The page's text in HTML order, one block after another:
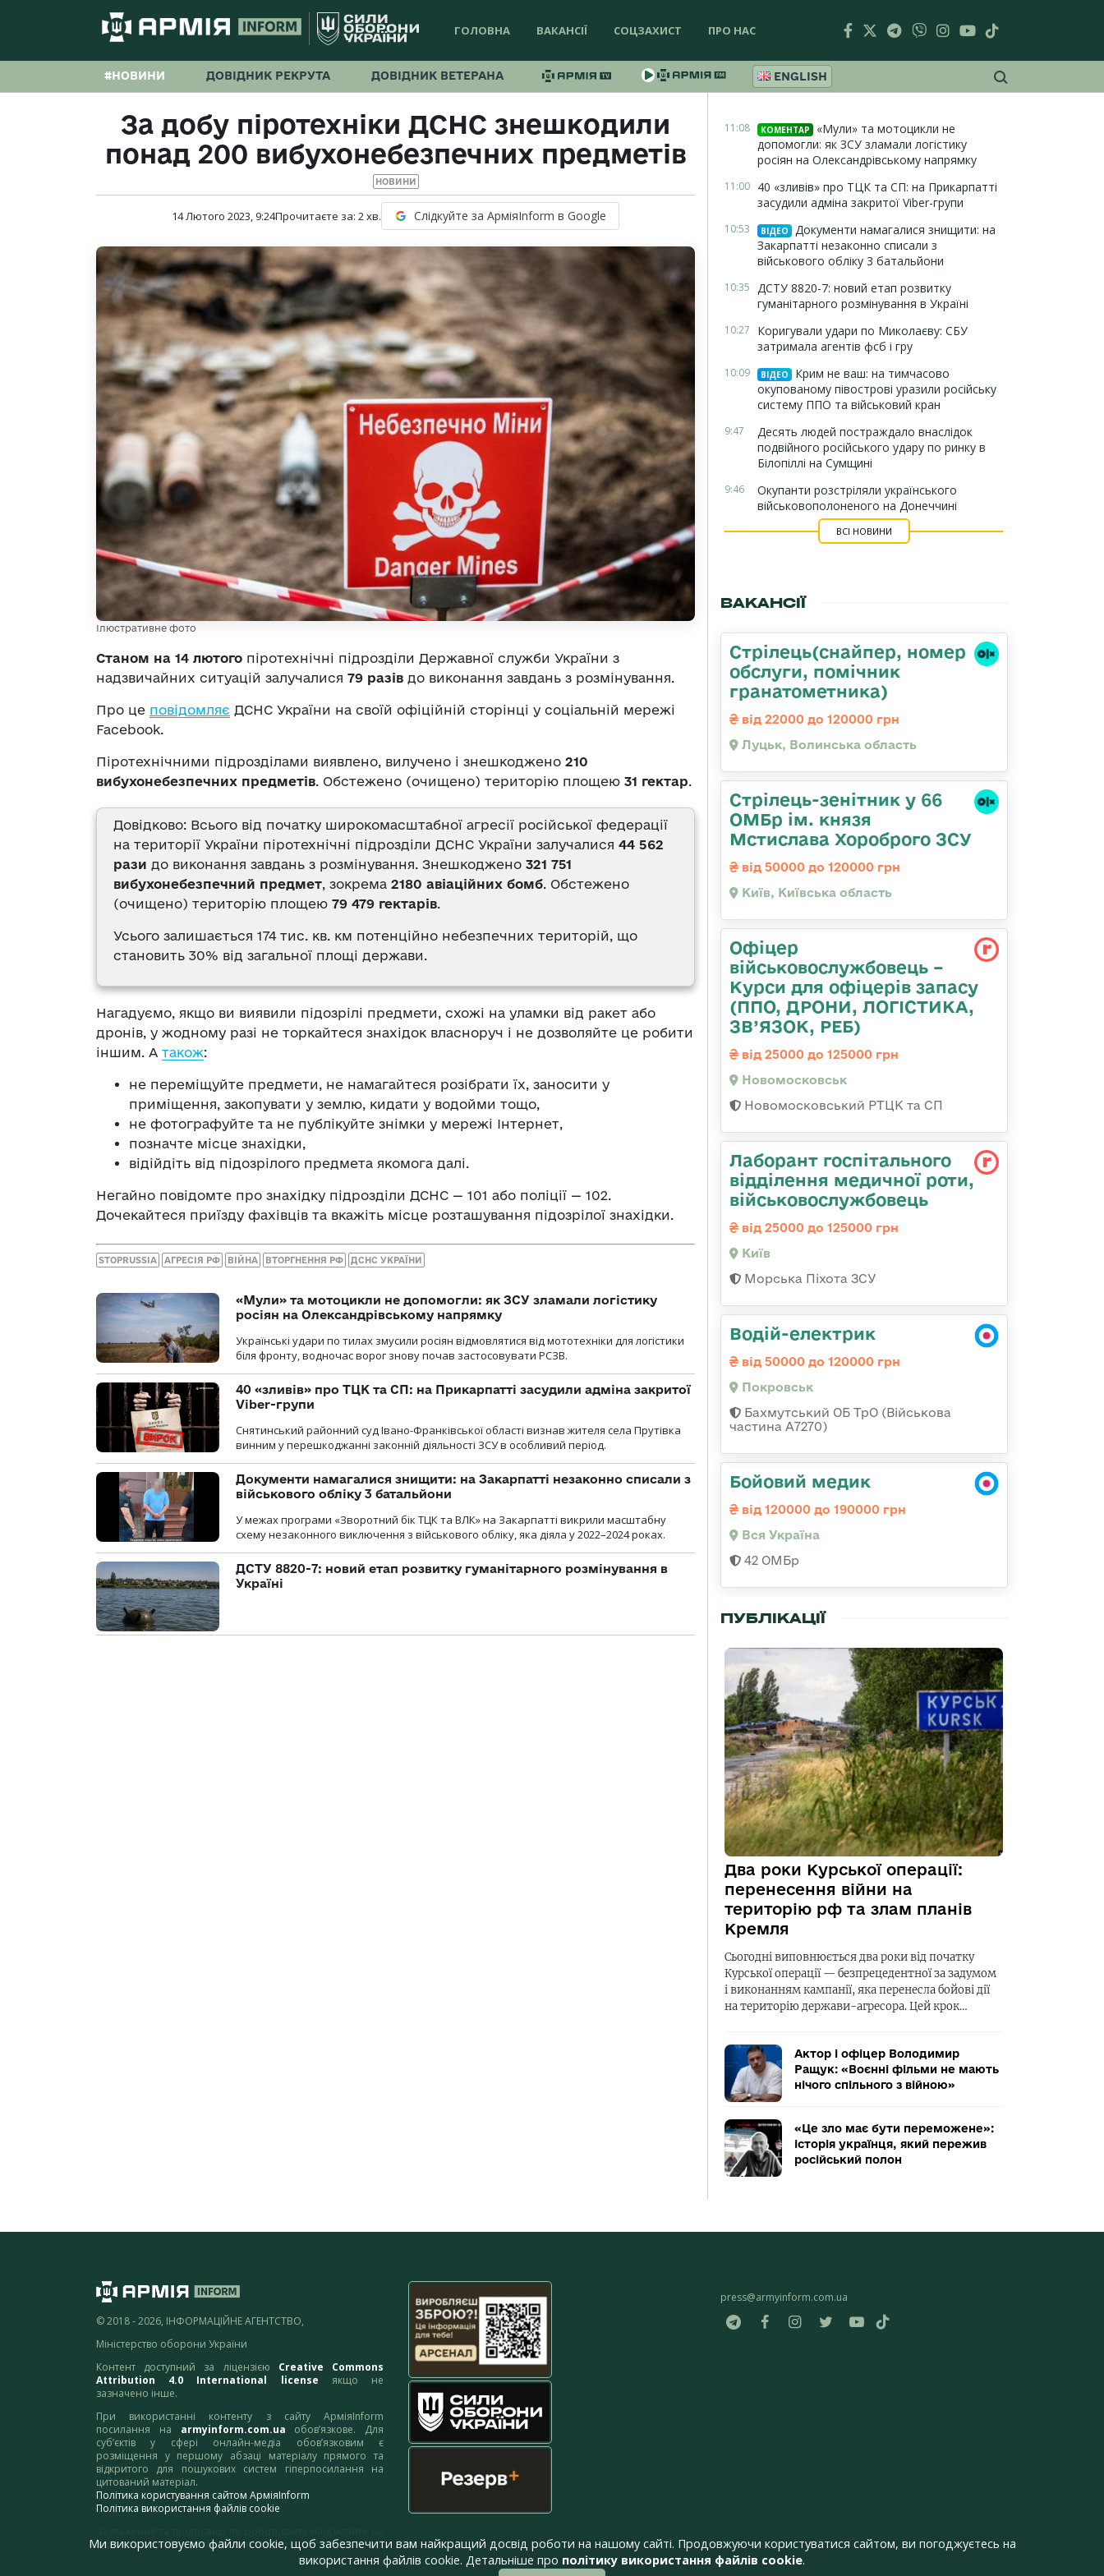
ГОЛОВНА ВАКАНСІЇ СОЦЗАХИСТ ПРО НАС
#НОВИНИ ДОВІДНИК РЕКРУТА ДОВІДНИК ВЕТЕРАНА ENGLISH
За добу піротехніки ДСНС знешкодили
понад 200 вибухонебезпечних предметів
НОВИНИ
14 Лютого 2023, 9:24Прочитаєте за: 2хв. Слідкуйте за АрміяInform в Google
Ілюстративне фото
Станом на 14 лютого піротехнічні підрозділи Державної служби України з
надзвичайних ситуацій залучалися 79 разів до виконання завдань з розмінування.
Про це повідомляє ДСНС України на своїй офіційній сторінці у соціальній мережі
Facebook.
Піротехнічними підрозділами виявлено, вилучено і знешкоджено 210
вибухонебезпечних предметів. Обстежено (очищено) територію площею 31 гектар.
Довідково: Всього від початку широкомасштабної агресії російської федерації
на території України піротехнічні підрозділи ДСНС України залучалися 44 562
рази до виконання завдань з розмінування. Знешкоджено 321 751
вибухонебезпечний предмет, зокрема 2180 авіаційних бомб. Обстежено
(очищено) територію площею 79 479 гектарів.
Усього залишається 174 тис. кв. км потенційно небезпечних територій, що
становить 30% від загальної площі держави.
Нагадуємо, якщо ви виявили підозрілі предмети, схожі на уламки від ракет або
дронів, у жодному разі не торкайтеся знахідок власноруч і не дозволяйте це робити
іншим. А також:
не переміщуйте предмети, не намагайтеся розібрати їх, заносити у
приміщення, закопувати у землю, кидати у водойми тощо,
не фотографуйте та не публікуйте знімки у мережі Інтернет,
позначте місце знахідки,
відійдіть від підозрілого предмета якомога далі.
Негайно повідомте про знахідку підрозділи ДСНС — 101 або поліції — 102.
Дочекайтеся приїзду фахівців та вкажіть місце розташування підозрілої знахідки.
STOPRUSSIA АГРЕСІЯ РФ ВІЙНА ВТОРГНЕННЯ РФ ДСНС УКРАЇНИ
«Мули» та мотоцикли не допомогли: як ЗСУ зламали логістику
росіян на Олександрівському напрямку
Українські удари по тилах змусили росіян відмовлятися від мототехніки для логістики
біля фронту, водночас ворог знову почав застосовувати РСЗВ.
40 «зливів» про ТЦК та СП: на Прикарпатті засудили адміна закритої
Viber-групи
Снятинський районний суд Івано-Франківської області визнав жителя села Прутівка
винним у перешкоджанні законній діяльності ЗСУ в особливий період.
Документи намагалися знищити: на Закарпатті незаконно списали з
військового обліку 3 батальйони
У межах програми «Зворотний бік ТЦК та ВЛК» на Закарпатті викрили масштабну
схему незаконного виключення з військового обліку, яка діяла у 2022–2024 роках.
ДСТУ 8820-7: новий етап розвитку гуманітарного розмінування в
Україні
11:08 КОМЕНТАР
«Мули» та мотоцикли не
допомогли: як ЗСУ зламали логістику
росіян на Олександрівському напрямку
11:00 40 «зливів» про ТЦК та СП: на Прикарпатті
засудили адміна закритої Viber-групи
10:53 ВІДЕО
Документи намагалися знищити: на
Закарпатті незаконно списали з
військового обліку 3 батальйони
10:35 ДСТУ 8820-7: новий етап розвитку
гуманітарного розмінування в Україні
10:27
Коригували удари по Миколаєву: СБУ
затримала агентів фсб і гру
10:09 ВІДЕО
Крим не ваш: на тимчасово
окупованому півострові уразили російську
систему ППО та військовий кран
9:47
Десять людей постраждало внаслідок
подвійного російського удару по ринку в
Білопіллі на Сумщині
9:46
Окупанти розстріляли українського
військовополоненого на Донеччині
ВСІ НОВИНИ
ВАКАНСІЇ
Стрілець(снайпер, номер
обслуги, помічник
гранатометника)
від 22000 до 120000 грн
Луцьк, Волинська область
Стрілець-зенітник у 66
ОМБр ім. князя
Мстислава Хороброго ЗСУ
від 50000 до 120000 грн
Київ, Київська область
Офіцер
військовослужбовець –
Курси для офіцерів запасу
(ППО, ДРОНИ, ЛОГІСТИКА,
ЗВ’ЯЗОК, РЕБ)
від 25000 до 125000 грн
Новомосковськ
Новомосковський РТЦК та СП
Лаборант госпітального
відділення медичної роти,
військовослужбовець
від 25000 до 125000 грн
Київ
Морська Піхота ЗСУ
Водій-електрик
від 50000 до 120000 грн
Покровськ
Бахмутський ОБ ТрО (Військова
частина А7270)
Бойовий медик
від 120000 до 190000 грн
Вся Україна
42 ОМБр
ПУБЛІКАЦІЇ
Два роки Курської операції:
перенесення війни на
територію рф та злам планів
Кремля
Сьогодні виповнюється два роки від початку
Курської операції — безпрецедентної за задумом
і виконанням кампанії, яка перенесла бойові дії
на територію держави-агресора. Цей крок…
Актор і офіцер Володимир
Ращук: «Воєнні фільми не мають
нічого спільного з війною»
«Це зло має бути переможене»:
історія українця, який пережив
російський полон
© 2018 - 2026, ІНФОРМАЦІЙНЕ АГЕНТСТВО,
Міністерство оборони України
Контент доступний за ліцензією Creative Commons
Attribution 4.0 International license якщо не
зазначено інше.
При використанні контенту з сайту АрміяInform
посилання на armyinform.com.ua обов’язкове. Для
суб’єктів у сфері онлайн-медіа обов’язковим є
розміщення у першому абзаці матеріалу прямого та
відкритого для пошукових систем гіперпосилання на
цитований матеріал.
Політика користування сайтом АрміяInform
Політика використання файлів cookie
адресу:webmaster@armyinform.com.ua
press@armyinform.com.ua
Ми використовуємо файли cookie, щоб забезпечити вам найкращий досвід роботи на нашому сайті. Продовжуючи користуватися сайтом, ви погоджуєтесь на
використання файлів cookie. Детальніше про політику використання файлів cookie.